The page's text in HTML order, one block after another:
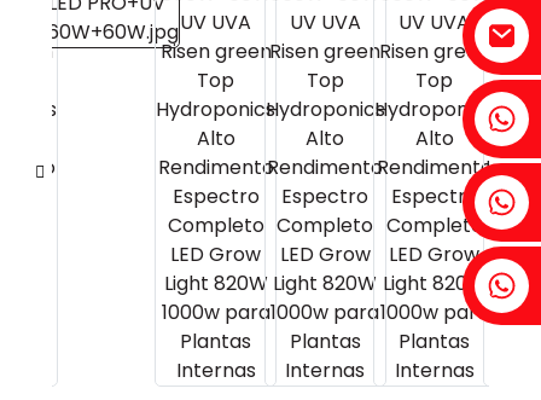
Fenia：+86 18607525299
Hera: +86 18607522355
Tobin: +86 18818667168